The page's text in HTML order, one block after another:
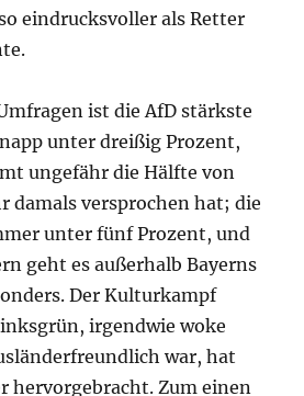
eindrucksvoller als Retter
ist die AfD stärkste
unter dreißig Prozent,
ungefähr die Hälfte von
damals versprochen hat; die
unter fünf Prozent, und
geht es außerhalb Bayerns
Der Kulturkampf
irgendwie woke
war, hat
hervorgebracht. Zum einen